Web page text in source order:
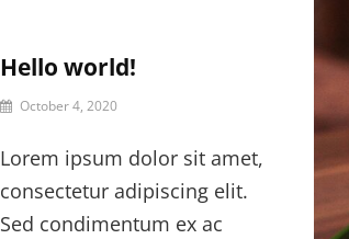
Hello world!
October 4, 2020
Lorem ipsum dolor sit amet,
consectetur adipiscing elit.
Sed condimentum ex ac